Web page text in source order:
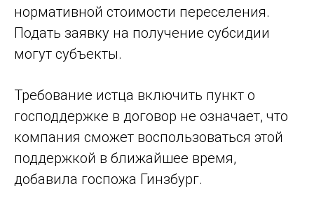
нормативной стоимости переселения.
Подать заявку на получение субсидии
могут субъекты.
Требование истца включить пункт о
господдержке в договор не означает, что
компания сможет воспользоваться этой
поддержкой в ближайшее время,
добавила госпожа Гинзбург.